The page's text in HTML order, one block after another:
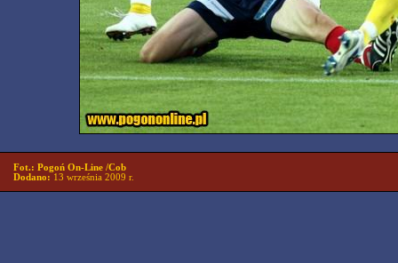
Fot.: Pogoń On-Line /Cob
Dodano: 13 września 2009 r.